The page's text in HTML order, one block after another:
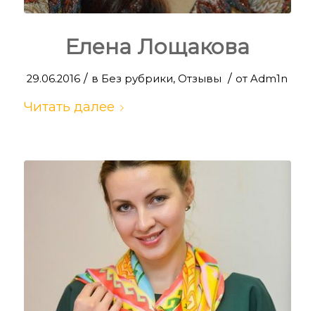
Елена Лощакова
29.06.2016 / в Без рубрики,Отзывы / отAdm1n
Читать далее